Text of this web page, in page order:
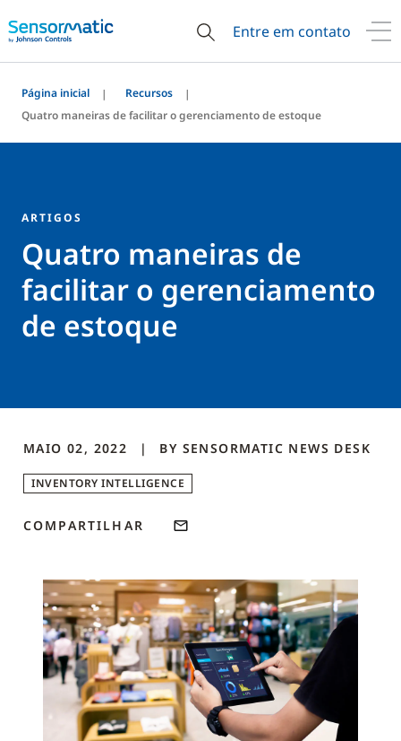
Entre em contato
Página inicial
Recursos
Quatro maneiras de facilitar o gerenciamento de estoque
ARTIGOS
Quatro maneiras de
facilitar o gerenciamento
de estoque
MAIO 02, 2022 BY SENSORMATIC NEWS DESK
INVENTORY INTELLIGENCE
COMPARTILHAR